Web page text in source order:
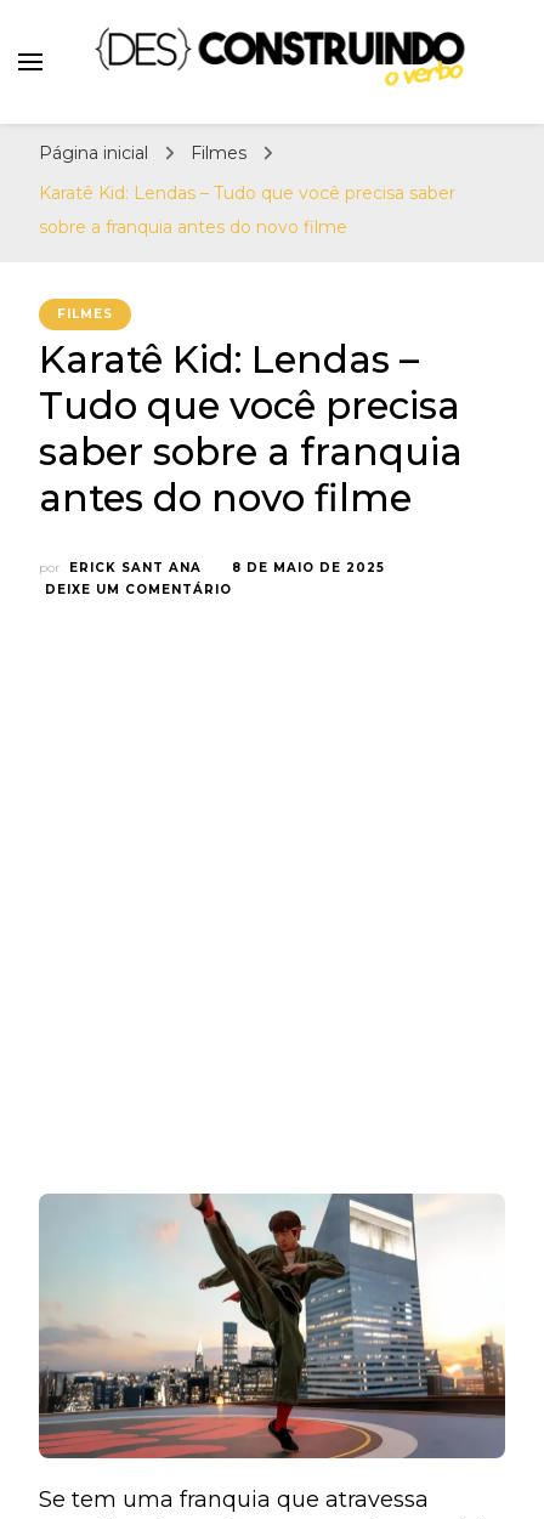
{Des}Construindo o
Verbo | Séries, Livros,
Teatro e Cinema
Desconstruindo a Cultura Pop há mais de 11
anos. Séries, Livros, Teatro e Cinema. Sinta-
se em casa! Por: Erick Sant Ana e Alison
Henrique.
Página inicial
Filmes
Karatê Kid: Lendas – Tudo que você precisa saber
sobre a franquia antes do novo filme
FILMES
Karatê Kid: Lendas –
Tudo que você precisa
saber sobre a franquia
antes do novo filme
por ERICK SANT ANA
8 DE MAIO DE 2025
DEIXE UM COMENTÁRIO
Se tem uma franquia que atravessa